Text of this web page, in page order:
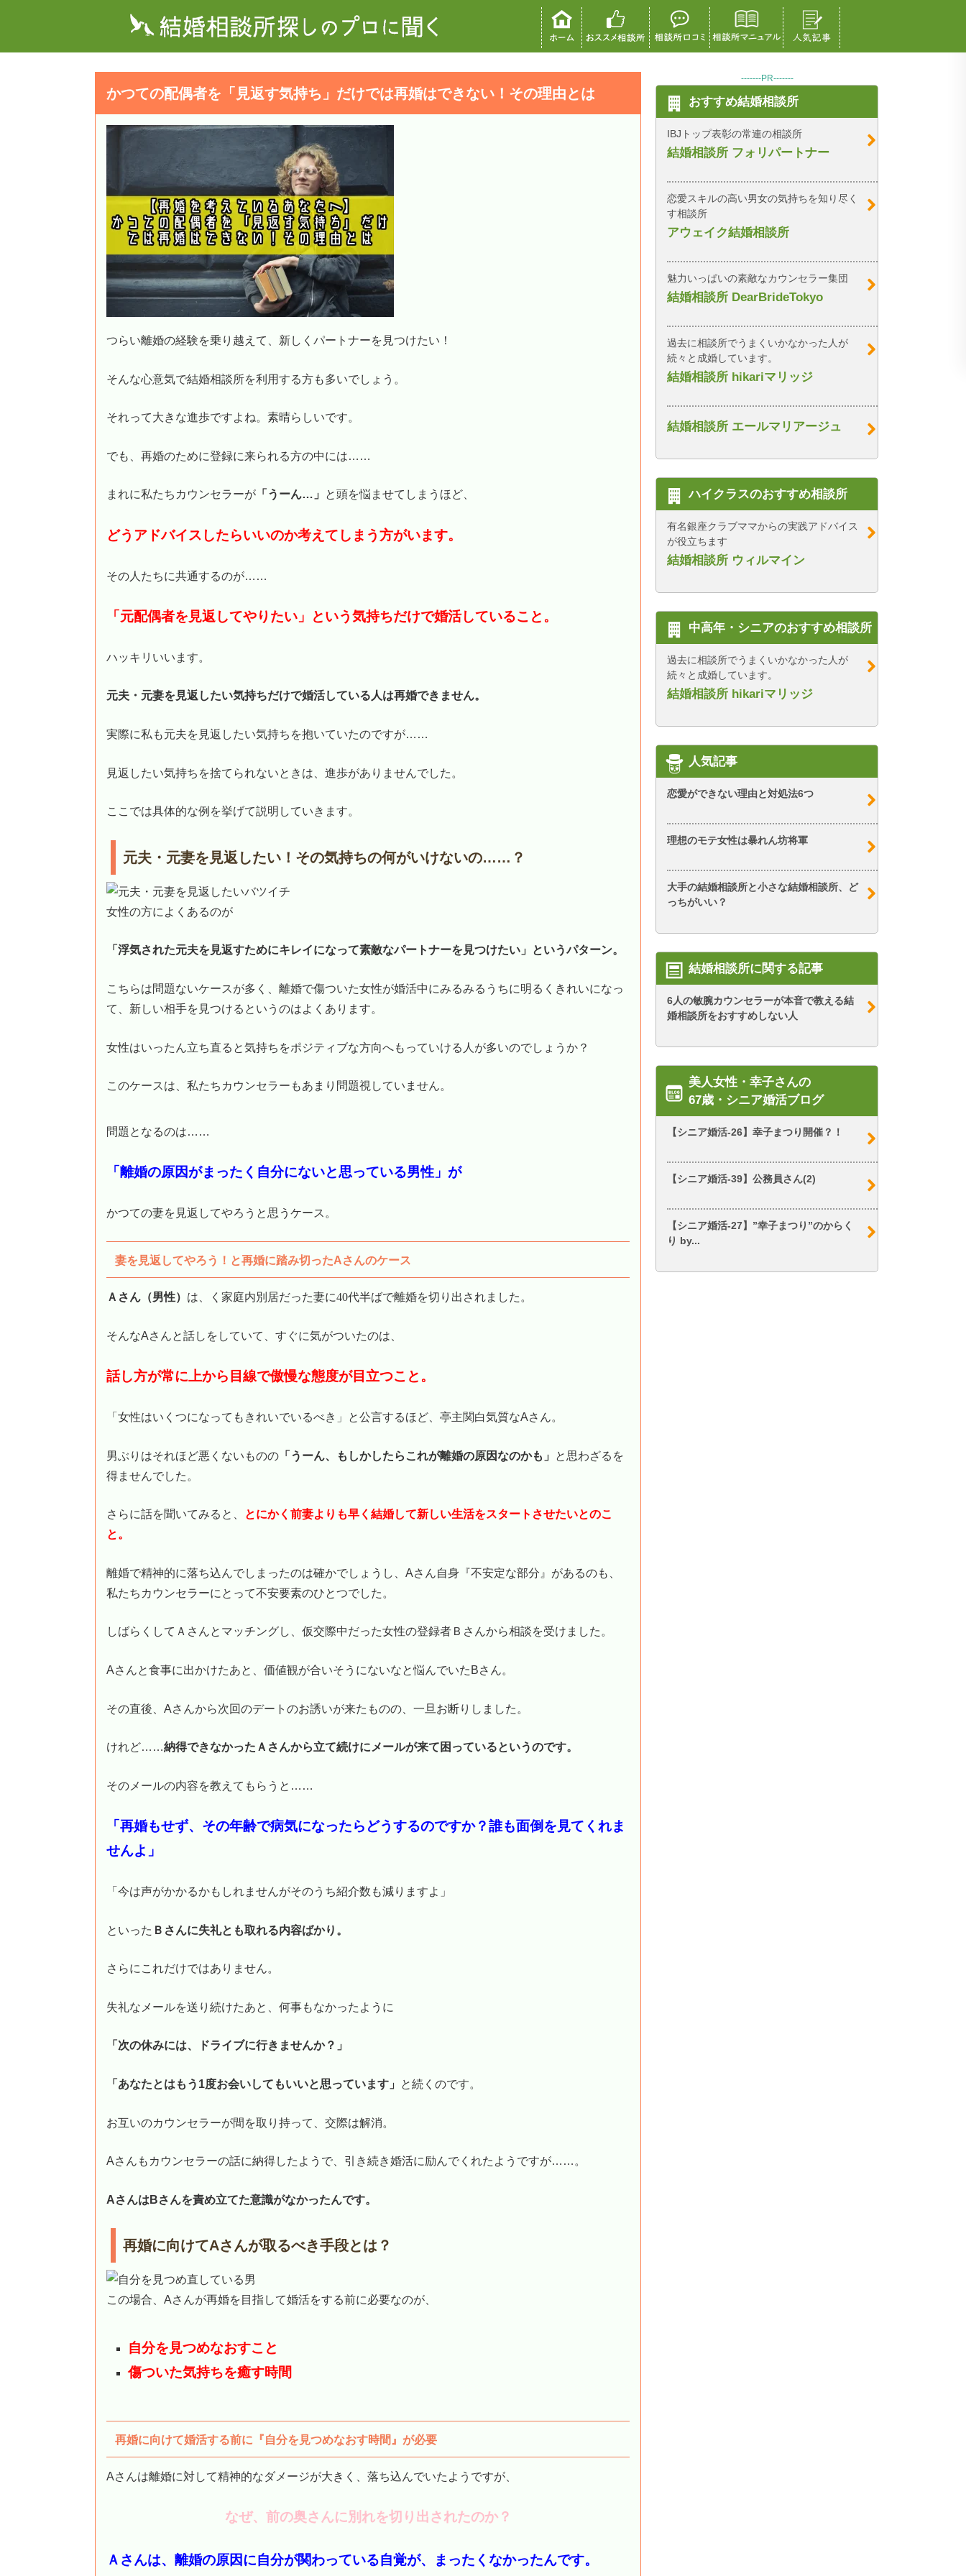
かつての配偶者を「見返す気持ち」だけでは再婚はできない！その理由とは
つらい離婚の経験を乗り越えて、新しくパートナーを見つけたい！
そんな心意気で結婚相談所を利用する方も多いでしょう。
それって大きな進歩ですよね。素晴らしいです。
でも、再婚のために登録に来られる方の中には……
まれに私たちカウンセラーが 「うーん…」 と頭を悩ませてしまうほど、
どうアドバイスしたらいいのか考えてしまう方がいます。
その人たちに共通するのが……
「元配偶者を見返してやりたい」という気持ちだけで婚活していること。
ハッキリいいます。
元夫・元妻を見返したい気持ちだけで婚活している人は再婚できません。
実際に私も元夫を見返したい気持ちを抱いていたのですが……
見返したい気持ちを捨てられないときは、進歩がありませんでした。
ここでは具体的な例を挙げて説明していきます。
元夫・元妻を見返したい！その気持ちの何がいけないの……？
女性の方によくあるのが
「浮気された元夫を見返すためにキレイになって素敵なパートナーを見つけたい」というパターン。
こちらは問題ないケースが多く、離婚で傷ついた女性が婚活中にみるみるうちに明るくきれいになっ
て、新しい相手を見つけるというのはよくあります。
女性はいったん立ち直ると気持ちをポジティブな方向へもっていける人が多いのでしょうか？
このケースは、私たちカウンセラーもあまり問題視していません。
問題となるのは……
「離婚の原因がまったく自分にないと思っている男性」が
かつての妻を見返してやろうと思うケース。
妻を見返してやろう！と再婚に踏み切ったAさんのケース
Ａさん（男性） は、く家庭内別居だった妻に40代半ばで離婚を切り出されました。
そんなAさんと話しをしていて、すぐに気がついたのは、
話し方が常に上から目線で傲慢な態度が目立つこと。
「女性はいくつになってもきれいでいるべき」と公言するほど、亭主関白気質なAさん。
男ぶりはそれほど悪くないものの 「うーん、もしかしたらこれが離婚の原因なのかも」
と思わざるを
得ませんでした。
さらに話を聞いてみると、
とにかく前妻よりも早く結婚して新しい生活をスタートさせたいとのこ
と。
離婚で精神的に落ち込んでしまったのは確かでしょうし、Aさん自身『不安定な部分』があるのも、
私たちカウンセラーにとって不安要素のひとつでした。
しばらくしてＡさんとマッチングし、仮交際中だった女性の登録者Ｂさんから相談を受けました。
Aさんと食事に出かけたあと、価値観が合いそうにないなと悩んでいたBさん。
その直後、Aさんから次回のデートのお誘いが来たものの、一旦お断りしました。
けれど……納得できなかったＡさんから立て続けにメールが来て困っているというのです。
そのメールの内容を教えてもらうと……
「再婚もせず、その年齢で病気になったらどうするのですか？誰も面倒を見てくれま
せんよ」
「今は声がかかるかもしれませんがそのうち紹介数も減りますよ」
といった Ｂさんに失礼とも取れる内容ばかり。
さらにこれだけではありません。
失礼なメールを送り続けたあと、何事もなかったように
「次の休みには、ドライブに行きませんか？」
「あなたとはもう1度お会いしてもいいと思っています」 と続くのです。
お互いのカウンセラーが間を取り持って、交際は解消。
Aさんもカウンセラーの話に納得したようで、引き続き婚活に励んでくれたようですが……。
AさんはBさんを責め立てた意識がなかったんです。
再婚に向けてAさんが取るべき手段とは？
この場合、Aさんが再婚を目指して婚活をする前に必要なのが、
自分を見つめなおすこと
傷ついた気持ちを癒す時間
再婚に向けて婚活する前に『自分を見つめなおす時間』が必要
Aさんは離婚に対して精神的なダメージが大きく、落ち込んでいたようですが、
なぜ、前の奥さんに別れを切り出されたのか？
Ａさんは、離婚の原因に自分が関わっている自覚が、まったくなかったんです。
-------PR-------
おすすめ結婚相談所
IBJトップ表彰の常連の相談所
結婚相談所 フォリパートナー
恋愛スキルの高い男女の気持ちを知り尽く
す相談所
アウェイク結婚相談所
魅力いっぱいの素敵なカウンセラー集団
結婚相談所 DearBrideTokyo
過去に相談所でうまくいかなかった人が
続々と成婚しています。
結婚相談所 hikariマリッジ
結婚相談所 エールマリアージュ
ハイクラスのおすすめ相談所
有名銀座クラブママからの実践アドバイス
が役立ちます
結婚相談所 ウィルマイン
中高年・シニアのおすすめ相談所
過去に相談所でうまくいかなかった人が
続々と成婚しています。
結婚相談所 hikariマリッジ
人気記事
恋愛ができない理由と対処法6つ
理想のモテ女性は暴れん坊将軍
大手の結婚相談所と小さな結婚相談所、ど
っちがいい？
結婚相談所に関する記事
6人の敏腕カウンセラーが本音で教える結
婚相談所をおすすめしない人
美人女性・幸子さんの
67歳・シニア婚活ブログ
【シニア婚活-26】幸子まつり開催？！
【シニア婚活-39】公務員さん(2)
【シニア婚活-27】”幸子まつり”のからく
り by...